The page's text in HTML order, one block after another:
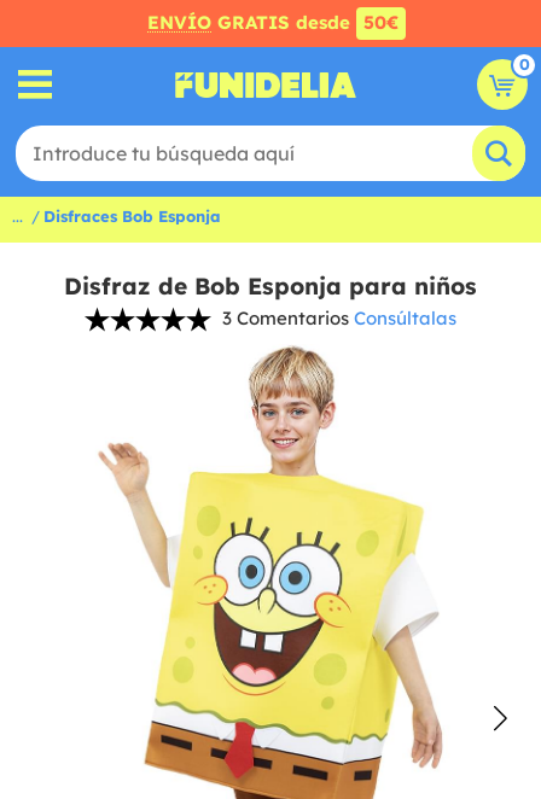
ENVÍO GRATIS desde 50€
0
... Disfraces Bob Esponja
Disfraz de Bob Esponja para niños
3 Comentarios Consúltalas